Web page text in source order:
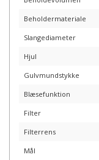
Beholdermateriale
Slangediameter
Hjul
Gulvmundstykke
Blæsefunktion
Filter
Filterrens
Mål